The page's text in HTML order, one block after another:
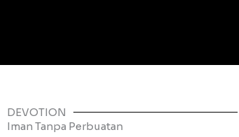
DEVOTION
Iman Tanpa Perbuatan